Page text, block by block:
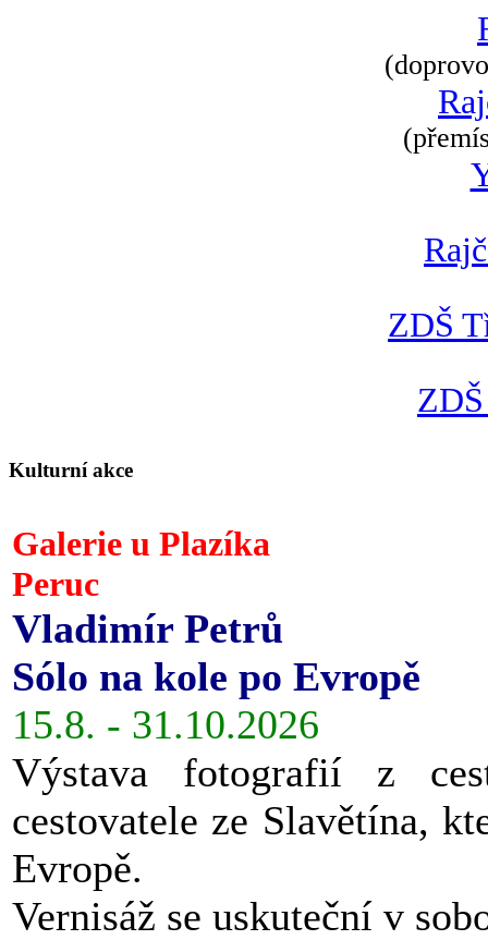
ZDŠ
Kulturní akce
Galerie u Plazíka
Peruc
Vladimír Petrů
Sólo na kole po Evropě
15.8. - 31.10.2026
Výstava fotografií z
cestovatele ze Slavětína,
Evropě.
Vernisáž se uskuteční v